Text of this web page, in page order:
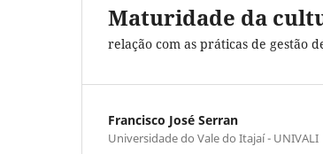
Maturidade da
relação com as práticas de gestão
Francisco José Serran
Universidade do Vale do Itajaí - UNIVALI